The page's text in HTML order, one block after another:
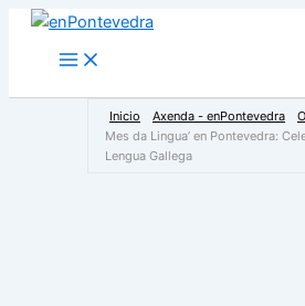
Main
Menu
Inicio Axenda - enPontevedra
Mes da Lingua’ en Pontevedra:
Lengua Gallega